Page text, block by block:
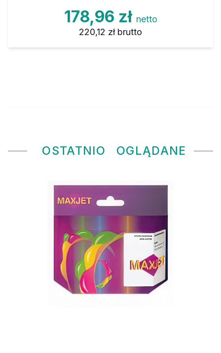
178,96 zł netto
220,12 zł brutto
OSTATNIO OGLĄDANE